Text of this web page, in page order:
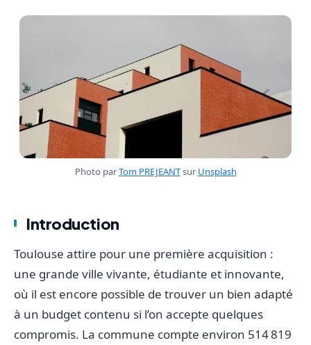
Photo parTom PREJEANTsur Unsplash
Introduction
Toulouse attire pour une première acquisition :
une grande ville vivante, étudiante et innovante,
où il est encore possible de trouver un bien adapté
à un budget contenu si l’on accepte quelques
compromis. La commune compte environ 514 819